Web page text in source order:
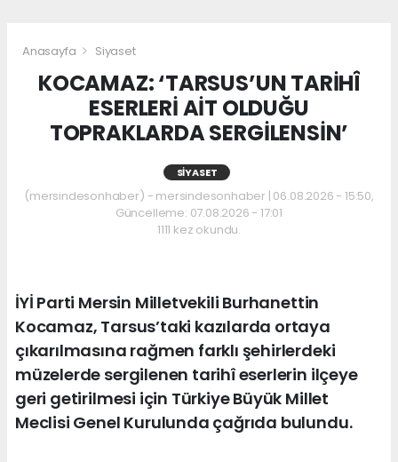
Anasayfa Siyaset
KOCAMAZ: ‘TARSUS’UN TARİHÎ
ESERLERİ AİT OLDUĞU
TOPRAKLARDA SERGİLENSİN’
SIYASET
(mersindesonhaber) - mersindesonhaber | 06.08.2026 - 15:50,
Güncelleme: 07.08.2026 - 17:01
1111 kez okundu.
İYİ Parti Mersin Milletvekili Burhanettin
Kocamaz, Tarsus’taki kazılarda ortaya
çıkarılmasına rağmen farklı şehirlerdeki
müzelerde sergilenen tarihî eserlerin ilçeye
geri getirilmesi için Türkiye Büyük Millet
Meclisi Genel Kurulunda çağrıda bulundu.